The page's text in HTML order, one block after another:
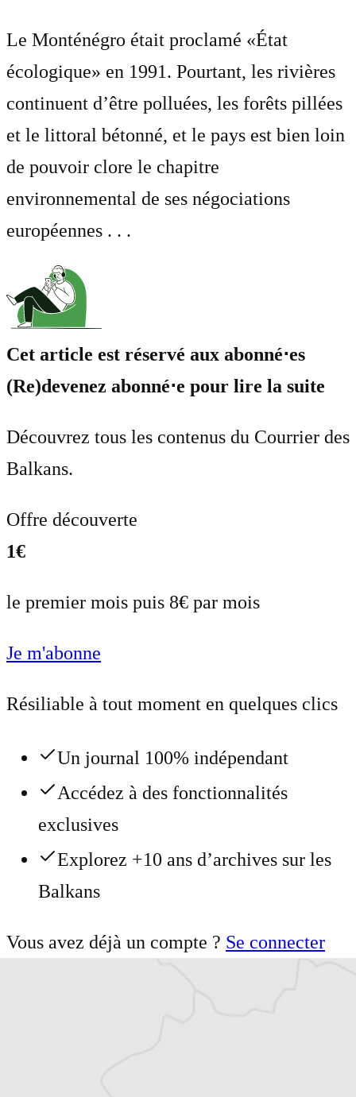
Le Monténégro était proclamé «État
écologique» en 1991. Pourtant, les rivières
continuent d’être polluées, les forêts pillées
et le littoral bétonné, et le pays est bien loin
de pouvoir clore le chapitre
environnemental de ses négociations
européennes . . .
Cet article est réservé aux abonné⋅es
(Re)devenez abonné⋅e pour lire la suite
Découvrez tous les contenus du Courrier des
Balkans.
Offre découverte
1€
le premier mois puis 8€ par mois
Je m'abonne
Résiliable à tout moment en quelques clics
Un journal 100% indépendant
Accédez à des fonctionnalités
exclusives
Explorez +10 ans d’archives sur les
Balkans
Vous avez déjà un compte ? Se connecter